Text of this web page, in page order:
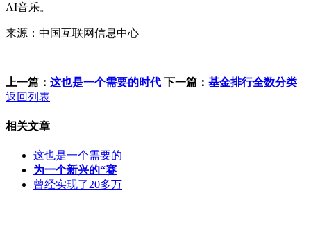
AI音乐。
来源：中国互联网信息中心
上一篇： 这也是一个需要的时代 下一篇： 基金排行全数分类
返回列表
相关文章
这也是一个需要的
为一个新兴的“赛
曾经实现了20多万